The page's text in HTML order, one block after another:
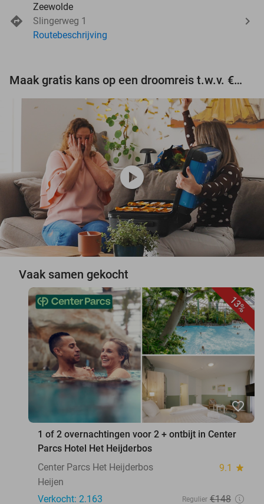
Zeewolde
Slingerweg 1
Routebeschrijving
Maak gratis kans op een droomreis t.w.v. €3.000!
play_circle
Vaak samen gekocht
13%
favorite_border
1 of 2 overnachtingen voor 2 + ontbijt in Center
Parcs Hotel Het Heijderbos
Center Parcs Het Heijderbos
9.1 star
Heijen
Verkocht: 2.163
Regulier €148